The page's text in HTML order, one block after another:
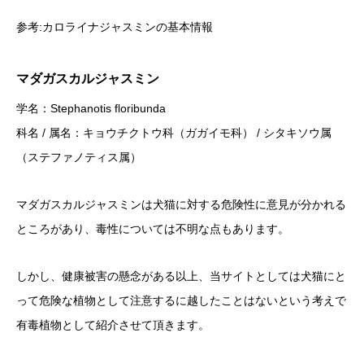
参考:カロライナジャスミンの基本情報
マダガスカルジャスミン
学名：Stephanotis floribunda
科名 / 属名：キョウチクトウ科（ガガイモ科） / シタキソウ属
（ステファノティス属）
マダガスカルジャスミンは犬猫に対する危険性に意見が分かれる
ところがあり、毒性については不明な点もあります。
しかし、健康被害の懸念がある以上、当サイトとしては犬猫にと
って危険な植物として注意するに越したことはないという考えで
有毒植物として紹介させて頂きます。